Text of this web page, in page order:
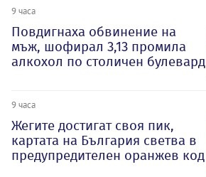
9 часа
Повдигнаха обвинение на
мъж, шофирал 3,13 промила
алкохол по столичен булевард
9 часа
Жегите достигат своя пик,
картата на България светва в
предупредителен оранжев код